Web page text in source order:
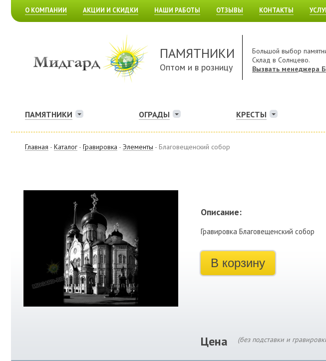
О КОМПАНИИ АКЦИИ И СКИДКИ НАШИ РАБОТЫ ОТЗЫВЫ КОНТАКТЫ
ПАМЯТНИКИ
Оптом и в розницу
Большой выбор
Склад в Солнцево.
Вызвать менеджера
ПАМЯТНИКИ ОГРАДЫ КРЕСТЫ
Главная - Каталог - Гравировка - Элементы - Благовещенский собор
Описание:
Гравировка Благовещенский собор
В корзину
Цена (без подставки и